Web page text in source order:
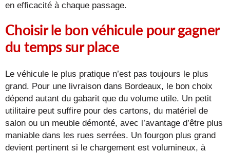
en efficacité à chaque passage.
Choisir le bon véhicule pour gagner
du temps sur place
Le véhicule le plus pratique n’est pas toujours le plus
grand. Pour une livraison dans Bordeaux, le bon choix
dépend autant du gabarit que du volume utile. Un petit
utilitaire peut suffire pour des cartons, du matériel de
salon ou un meuble démonté, avec l’avantage d’être plus
maniable dans les rues serrées. Un fourgon plus grand
devient pertinent si le chargement est volumineux, à